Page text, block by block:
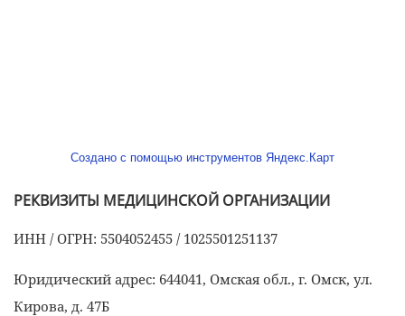
Создано с помощью инструментов Яндекс.Карт
РЕКВИЗИТЫ МЕДИЦИНСКОЙ ОРГАНИЗАЦИИ
ИНН / ОГРН: 5504052455 / 1025501251137
Юридический адрес: 644041, Омская обл., г. Омск, ул.
Кирова, д. 47Б